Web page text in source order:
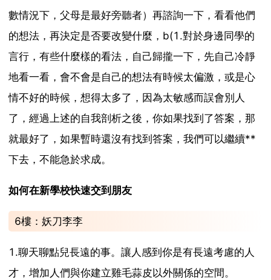
數情況下，父母是最好旁聽者）再諮詢一下，看看他們
的想法，再決定是否要改變什麼，b(1.對於身邊同學的
言行，有些什麼樣的看法，自己歸攏一下，先自己冷靜
地看一看，會不會是自己的想法有時候太偏激，或是心
情不好的時候，想得太多了，因為太敏感而誤會別人
了，經過上述的自我剖析之後，你如果找到了答案，那
就最好了，如果暫時還沒有找到答案，我們可以繼續**
下去，不能急於求成。
如何在新學校快速交到朋友
6樓：妖刀李李
1.聊天聊點兒長遠的事。讓人感到你是有長遠考慮的人
才，增加人們與你建立雞毛蒜皮以外關係的空間。